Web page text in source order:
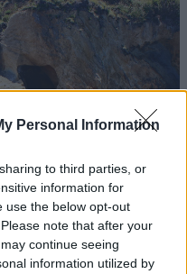
Personal Information
to third parties, or
information for
use the below opt-out
note that after your
continue seeing
information utilized by